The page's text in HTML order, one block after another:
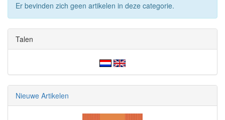
Er bevinden zich geen artikelen in deze categorie.
Talen
Nieuwe Artikelen